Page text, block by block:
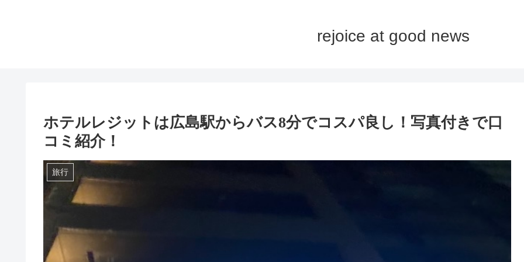
rejoice at good news
ホテルレジットは広島駅からバス8分でコスパ良し！写真付きで口
コミ紹介！
旅行